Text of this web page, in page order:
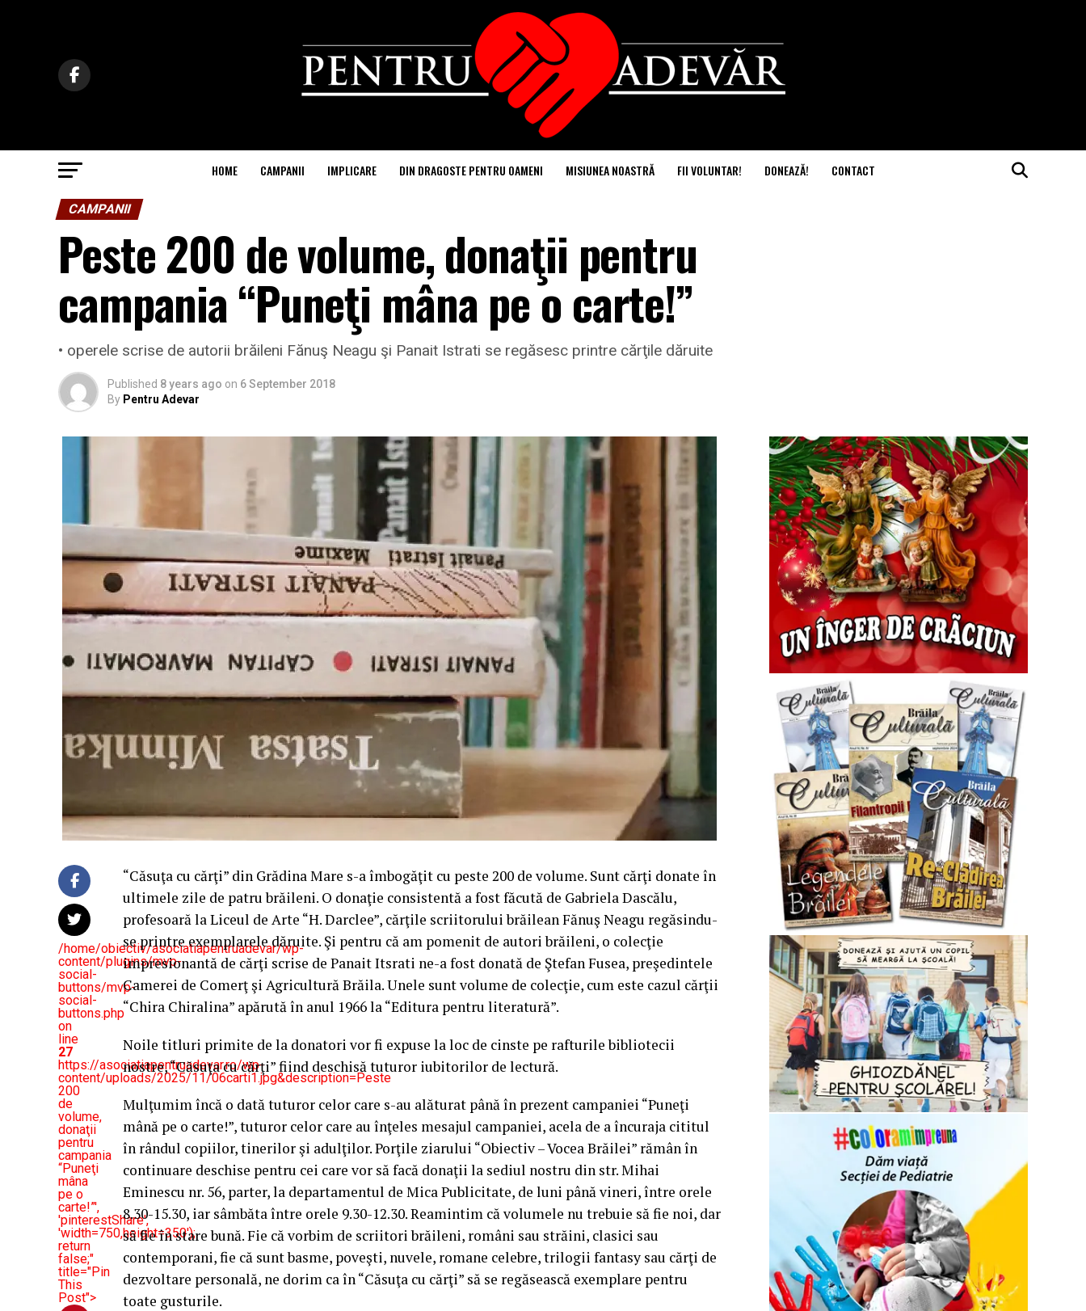
HOME CAMPANII IMPLICARE DIN DRAGOSTE PENTRU OAMENI MISIUNEA NOASTRĂ FII VOLUNTAR! DONEAZĂ! CONTACT
CAMPANII
Peste 200 de volume, donaţii pentru
campania “Puneţi mâna pe o carte!”
• operele scrise de autorii brăileni Fănuş Neagu şi Panait Istrati se regăsesc printre cărţile dăruite
Published 8 years ago on 6 September 2018
By Pentru Adevar
/home/obiectiv/asociatiapentruadevar/wp-
content/plugins/mvp-
social-
buttons/mvp-
social-
buttons.php
on
line
27
https://asociatiapentruadevar.ro/wp-
content/uploads/2025/11/06carti1.jpg&description=Peste
200
de
volume,
donaţii
pentru
campania
“Puneţi
mâna
pe o
carte!”',
'pinterestShare',
'width=750,height=350');
return
false;"
title="Pin
This
Post">
“Căsuţa cu cărţi” din Grădina Mare s-a îmbogăţit cu peste 200 de volume. Sunt cărţi donate în
ultimele zile de patru brăileni. O donaţie consistentă a fost făcută de Gabriela Dascălu,
profesoară la Liceul de Arte “H. Darclee”, cărţile scriitorului brăilean Fănuş Neagu regăsindu-
se printre exemplarele dăruite. Şi pentru că am pomenit de autori brăileni, o colecţie
impresionantă de cărţi scrise de Panait Itsrati ne-a fost donată de Ştefan Fusea, preşedintele
Camerei de Comerţ şi Agricultură Brăila. Unele sunt volume de colecţie, cum este cazul cărţii
“Chira Chiralina” apărută în anul 1966 la “Editura pentru literatură”.
Noile titluri primite de la donatori vor fi expuse la loc de cinste pe rafturile bibliotecii
nostre, “Căsuţa cu cărţi” fiind deschisă tuturor iubitorilor de lectură.
Mulţumim încă o dată tuturor celor care s-au alăturat până în prezent campaniei “Puneţi
mână pe o carte!”, tuturor celor care au înţeles mesajul campaniei, acela de a încuraja cititul
în rândul copiilor, tinerilor şi adulţilor. Porţile ziarului “Obiectiv – Vocea Brăilei” rămân în
continuare deschise pentru cei care vor să facă donaţii la sediul nostru din str. Mihai
Eminescu nr. 56, parter, la departamentul de Mica Publicitate, de luni până vineri, între orele
8.30-15.30, iar sâmbăta între orele 9.30-12.30. Reamintim că volumele nu trebuie să fie noi, dar
să fie în stare bună. Fie că vorbim de scriitori brăileni, români sau străini, clasici sau
contemporani, fie că sunt basme, poveşti, nuvele, romane celebre, trilogii fantasy sau cărţi de
dezvoltare personală, ne dorim ca în “Căsuţa cu cărţi” să se regăsească exemplare pentru
toate gusturile.